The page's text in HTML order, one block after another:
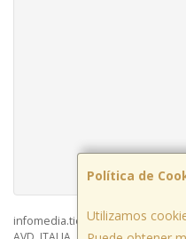
Política de
Utilizamos
infomedia.tienda © 2026